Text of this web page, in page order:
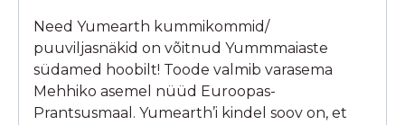
Need Yumearth kummikommid/
puuviljasnäkid on võitnud Yummmaiaste
südamed hoobilt! Toode valmib varasema
Mehhiko asemel nüüd Euroopas-
Prantsusmaal. Yumearth’i kindel soov on, et